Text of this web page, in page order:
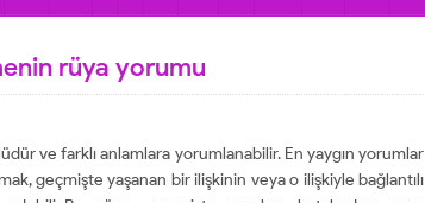
rüya yorumu
ve farklı anlamlara yorumlanabilir. En yaygın yorumlar
geçmişte yaşanan bir ilişkinin veya o ilişkiyle bağlantılı